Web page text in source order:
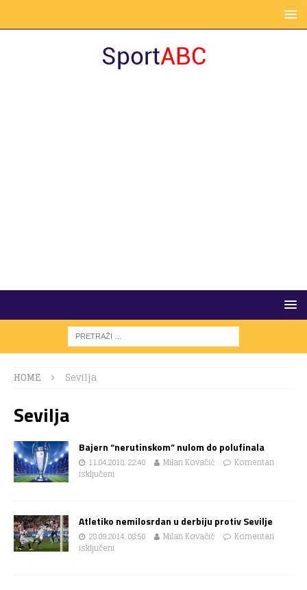
HOME Sevilja
Sevilja
Bajern “nerutinskom” nulom do polufinala
11.04.2018. 22:40 Milan Kovačić
Komentari
isključeni
Atletiko nemilosrdan u derbiju protiv Sevilje
28.09.2014. 08:50 Milan Kovačić
Komentari
isključeni